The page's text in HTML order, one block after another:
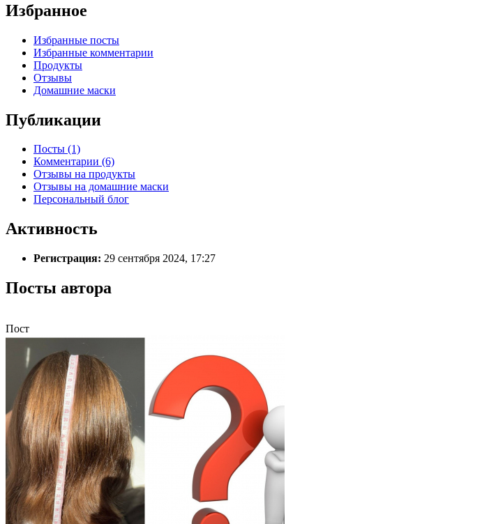
Избранное
Избранные посты
Избранные комментарии
Продукты
Отзывы
Домашние маски
Публикации
Посты (1)
Комментарии (6)
Отзывы на продукты
Отзывы на домашние маски
Персональный блог
Активность
Регистрация: 29 сентября 2024, 17:27
Посты автора
Пост